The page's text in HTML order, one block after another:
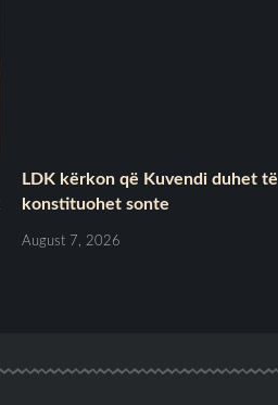
LDK kërkon që Kuvendi duhet të
konstituohet sonte
August 7, 2026